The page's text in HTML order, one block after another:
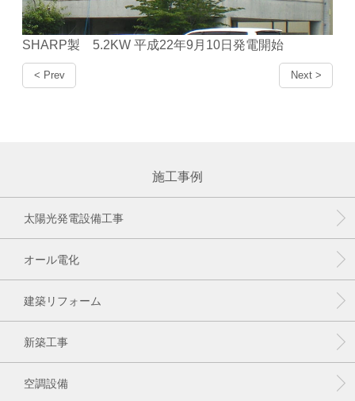
SHARP製 5.2KW 平成22年9月10日発電開始
< Prev Next >
施工事例
太陽光発電設備工事
オール電化
建築リフォーム
新築工事
空調設備